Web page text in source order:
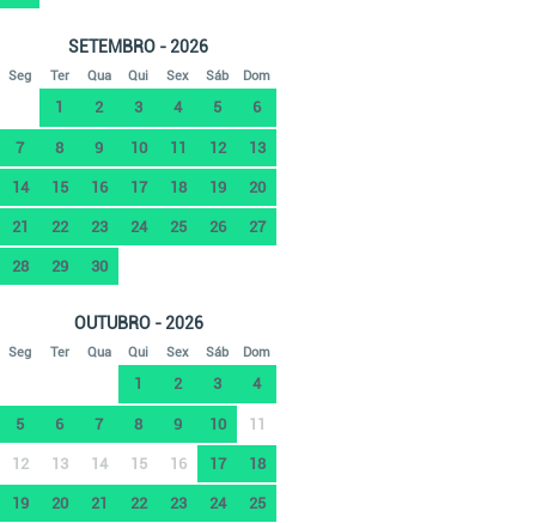
SETEMBRO - 2026
Seg Ter Qua Qui Sex Sáb Dom
1 2 3 4 5 6
7 8 9 10 11 12 13
14 15 16 17 18 19 20
21 22 23 24 25 26 27
28 29 30
OUTUBRO - 2026
Seg Ter Qua Qui Sex Sáb Dom
1 2 3 4
5 6 7 8 9 10 11
12 13 14 15 16 17 18
19 20 21 22 23 24 25